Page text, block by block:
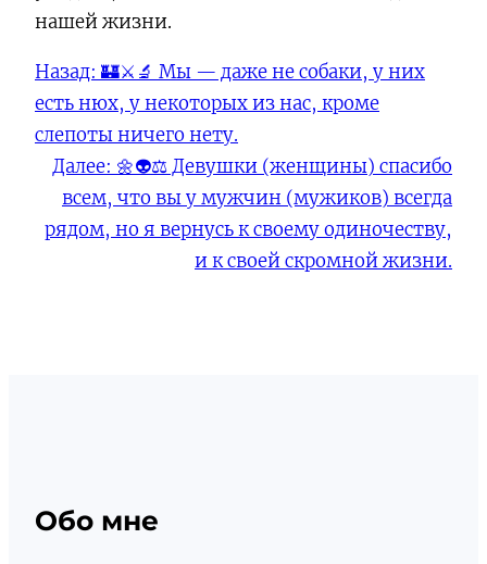
нашей жизни.
Назад: 🏰⚔️🔬 Мы — даже не собаки, у них
есть нюх, у некоторых из нас, кроме
слепоты ничего нету.
Далее: 🌼👽⚖️ Девушки (женщины) спасибо
всем, что вы у мужчин (мужиков) всегда
рядом, но я вернусь к своему одиночеству,
и к своей скромной жизни.
Обо мне